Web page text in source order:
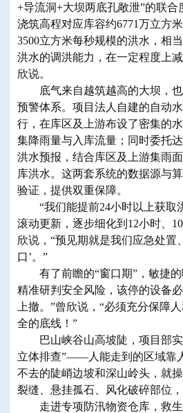
+导流洞+大坝两底孔敞泄”的联合
浇筑高程对应库容约6771万立方
3500立方米每秒规模的洪水，相
洪水的调洪能力，在一定程度上
欣说。
底气来自越筑越高的大坝，也
预警体系。项目法人自建的自动
行，在库区及上游布设了密集的
集降雨量与入库流量；同时委托
洪水预报，结合库区及上游集雨
库洪水。这两套系统的数据源与
验证，提供双重保障。
“我们能提前24小时以上获取
滚动更新，逐步细化到12小时、
欣说，“预见期就是我们应急处置
口’。”
有了前瞻的“窗口期”，敏捷的
精准研判安全风险，该停的设备
上撤。”曾欣说，“必须充分保障
全的底线！”
巴山峡谷山高坡陡，项目部实
立体排查”——人能走到的区域靠
不去的陡峭边坡和深山岭头，就
裂缝、悬挂孤石、风化破碎部位，
走进专项防汛物资仓库，救生